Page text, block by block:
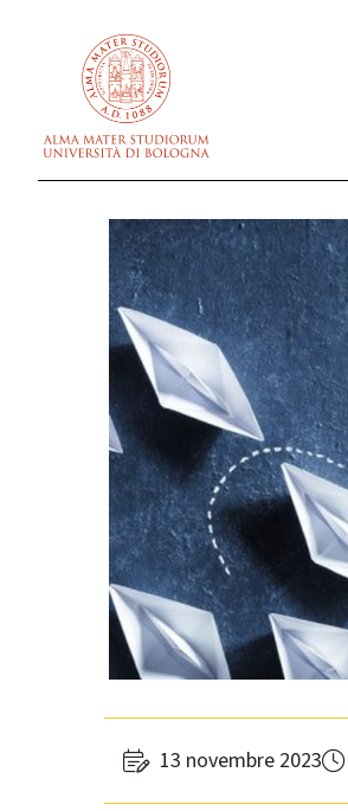
13 novembre 2023